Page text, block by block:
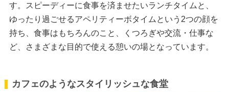
す。スピーディーに食事を済ませたいランチタイムと、
ゆったり過ごせるアペリティーボタイムという2つの顔を
持ち、食事はもちろんのこと、くつろぎや交流・仕事な
ど、さまざまな目的で使える憩いの場となっています。
カフェのようなスタイリッシュな食堂